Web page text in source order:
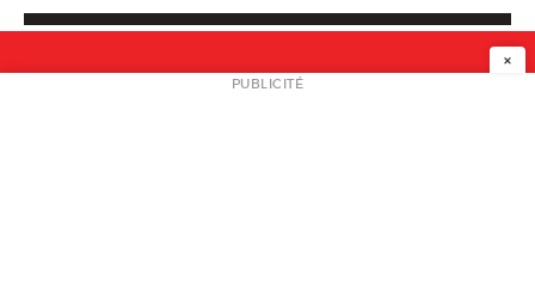
NEWSLETTER
×
PUBLICITÉ